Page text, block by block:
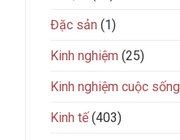
Đặc sản (1)
Kinh nghiệm (25)
Kinh nghiệm cuộc sống
Kinh tế(403)